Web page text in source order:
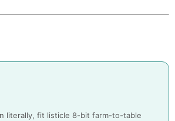
literally, fit listicle 8-bit farm-to-table